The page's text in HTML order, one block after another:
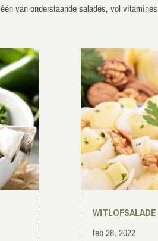
van onderstaande salades, vol
feb 28, 2022